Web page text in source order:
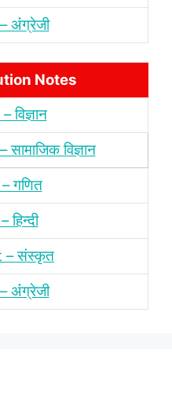
अंंग्रेजी
Notes
विज्ञान
विज्ञान
गणित
हिन्‍दी
– संस्‍कृत
अंंग्रेजी